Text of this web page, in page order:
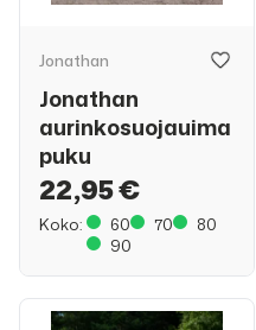
Jonathan
Jonathan
aurinkosuojauima
puku
22,95 €
Koko: 60 70
80
90